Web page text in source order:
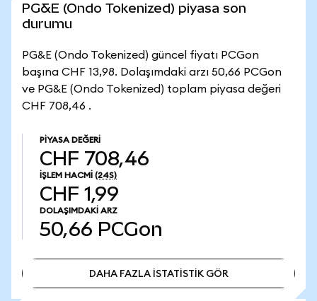
PG&E (Ondo Tokenized) piyasa son
durumu
PG&E (Ondo Tokenized) güncel fiyatı PCGon
başına CHF 13,98. Dolaşımdaki arzı 50,66 PCGon
ve PG&E (Ondo Tokenized) toplam piyasa değeri
CHF 708,46 .
PIYASA DEĞERI
CHF 708,46
İŞLEM HACMI (24S)
CHF 1,99
DOLAŞIMDAKI ARZ
50,66 PCGon
DAHA FAZLA İSTATİSTİK GÖR